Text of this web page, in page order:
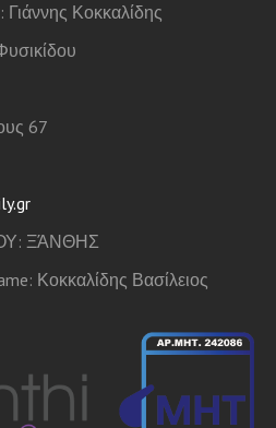
Γιάννης Κοκκαλίδης
67
ΞΆΝΘΗΣ
Κοκκαλίδης Βασίλειος